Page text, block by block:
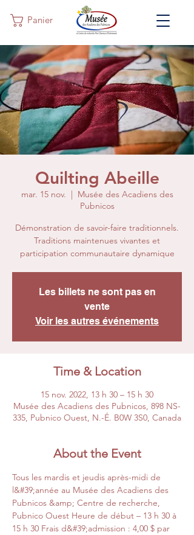
Panier
Quilting Abeille
mar. 15 nov.
  |
Musée des Acadiens des
Pubnicos
Démonstration de savoir-faire traditionnels.
Traditions maintenues vivantes et
participation communautaire dynamique
Les billets ne sont pas en
vente
Voir les autres événements
Time & Location
15 nov. 2022, 13 h 30 – 15 h 30
Musée des Acadiens des Pubnicos, 898 NS-
335, Pubnico Ouest, N.-É. B0W 3S0, Canada
About the Event
Tous les mardis et jeudis après-midi de
l&#39;année au Musée des Acadiens des
Pubnicos &amp; Centre de recherche,
Pubnico Ouest Heure de début – 13 h 30 à
15 h 30 Frais d&#39;admission : 4,00 $ par